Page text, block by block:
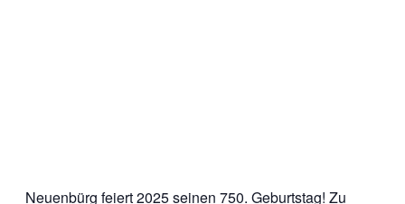
Neuenbürg feiert 2025 seinen 750. Geburtstag! Zu